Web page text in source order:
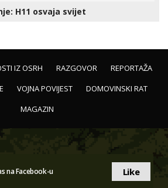
H11 osvaja svijet
IZ OSRH RAZGOVOR
REPORTAŽA
VOJNA POVIJEST
DOMOVINSKI RAT
MAGAZIN
na Facebook-u Like